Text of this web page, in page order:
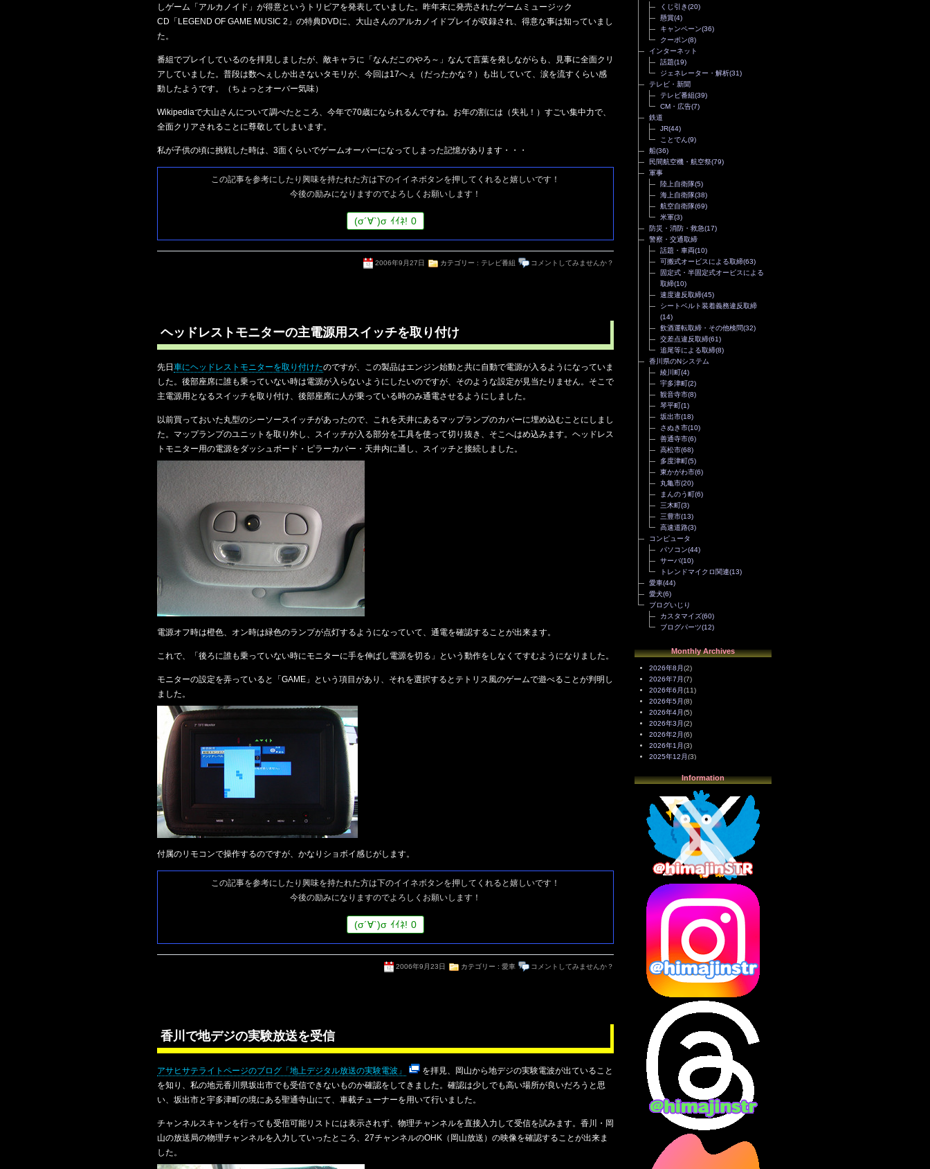
しゲーム「アルカノイド」が得意というトリビアを発表していました。昨年末に発売されたゲームミュージック
CD「LEGEND OF GAME MUSIC 2」の特典DVDに、大山さんのアルカノイドプレイが収録され、得意な事は知っていまし
た。
番組でプレイしているのを拝見しましたが、敵キャラに「なんだこのやろ～」なんて言葉を発しながらも、見事に全面クリ
アしていました。普段は数へぇしか出さないタモリが、今回は17へぇ（だったかな？）も出していて、涙を流すくらい感
動したようです。（ちょっとオーバー気味）
Wikipediaで大山さんについて調べたところ、今年で70歳になられるんですね。お年の割には（失礼！）すごい集中力で、
全面クリアされることに尊敬してしまいます。
私が子供の頃に挑戦した時は、3面くらいでゲームオーバーになってしまった記憶があります・・・
この記事を参考にしたり興味を持たれた方は下のイイネボタンを押してくれると嬉しいです！
今後の励みになりますのでよろしくお願いします！
(σ´∀`)σ ｲｲﾈ! 0
2006年9月27日 カテゴリー : テレビ番組 コメントしてみませんか？
ヘッドレストモニターの主電源用スイッチを取り付け
先日 車にヘッドレストモニターを取り付けたのですが、この製品はエンジン始動と共に自動で電源が入るようになっていま
した。後部座席に誰も乗っていない時は電源が入らないようにしたいのですが、そのような設定が見当たりません。そこで
主電源用となるスイッチを取り付け、後部座席に人が乗っている時のみ通電させるようにしました。
以前買っておいた丸型のシーソースイッチがあったので、これを天井にあるマップランプのカバーに埋め込むことにしまし
た。マップランプのユニットを取り外し、スイッチが入る部分を工具を使って切り抜き、そこへはめ込みます。ヘッドレス
トモニター用の電源をダッシュボード・ピラーカバー・天井内に通し、スイッチと接続しました。
電源オフ時は橙色、オン時は緑色のランプが点灯するようになっていて、通電を確認することが出来ます。
これで、「後ろに誰も乗っていない時にモニターに手を伸ばし電源を切る」という動作をしなくてすむようになりました。
モニターの設定を弄っていると「GAME」という項目があり、それを選択するとテトリス風のゲームで遊べることが判明し
ました。
付属のリモコンで操作するのですが、かなりショボイ感じがします。
この記事を参考にしたり興味を持たれた方は下のイイネボタンを押してくれると嬉しいです！
今後の励みになりますのでよろしくお願いします！
(σ´∀`)σ ｲｲﾈ! 0
2006年9月23日 カテゴリー : 愛車 コメントしてみませんか？
香川で地デジの実験放送を受信
アサヒサテライトページのブログ「地上デジタル放送の実験電波」
を拝見、岡山から地デジの実験電波が出ていること
を知り、私の地元香川県坂出市でも受信できないものか確認をしてきました。確認は少しでも高い場所が良いだろうと思
い、坂出市と宇多津町の境にある聖通寺山にて、車載チューナーを用いて行いました。
チャンネルスキャンを行っても受信可能リストには表示されず、物理チャンネルを直接入力して受信を試みます。香川・岡
山の放送局の物理チャンネルを入力していったところ、27チャンネルのOHK（岡山放送）の映像を確認することが出来ま
した。
くじ引き(20)
懸賞(4)
キャンペーン(36)
クーポン(8)
インターネット
話題(19)
ジェネレーター・解析(31)
テレビ・新聞
テレビ番組(39)
CM・広告(7)
鉄道
JR(44)
ことでん(9)
船(36)
民間航空機・航空祭(79)
軍事
陸上自衛隊(5)
海上自衛隊(38)
航空自衛隊(69)
米軍(3)
防災・消防・救急(17)
警察・交通取締
話題・車両(10)
可搬式オービスによる取締(63)
固定式・半固定式オービスによる
取締(10)
速度違反取締(45)
シートベルト装着義務違反取締
(14)
飲酒運転取締・その他検問(32)
交差点違反取締(61)
追尾等による取締(8)
香川県のNシステム
綾川町(4)
宇多津町(2)
観音寺市(8)
琴平町(1)
坂出市(18)
さぬき市(10)
善通寺市(6)
高松市(68)
多度津町(5)
東かがわ市(6)
丸亀市(20)
まんのう町(6)
三木町(3)
三豊市(13)
高速道路(3)
コンピュータ
パソコン(44)
サーバ(10)
トレンドマイクロ関連(13)
愛車(44)
愛犬(6)
ブログいじり
カスタマイズ(60)
ブログパーツ(12)
Monthly Archives
2026年8月(2)
2026年7月(7)
2026年6月(11)
2026年5月(8)
2026年4月(5)
2026年3月(2)
2026年2月(6)
2026年1月(3)
2025年12月(3)
2025年10月(3)
2025年8月 (3)
2025年7月(2)
2025年6月(1)
2025年5月
(7)
2025年4月(2)
2025年3月 (8)
2025年2月(10)
2025年1月
2024年12月
2024年11月(13)
2024年10月
2024年9月 (14)
2024年8月 (13)
2024年7月
(7)
2024年6月(10)
2024年5月(12)
2024年4月(15)
2024年3月
2024年1月
2023年12月
2023年11月 (4)
2023年10月
(3)
2023年9月
2023年8月(12)
2023年7月
(14)
2023年6月
2023年5月
(5)
2023年4月(6)
2023年3月
(3)
2023年1月
2022年12月
2022年11月
Information